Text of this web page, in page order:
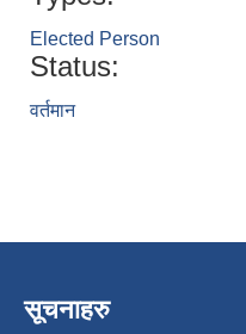
Elected Person
Status:
वर्तमान
सूचनाहरु